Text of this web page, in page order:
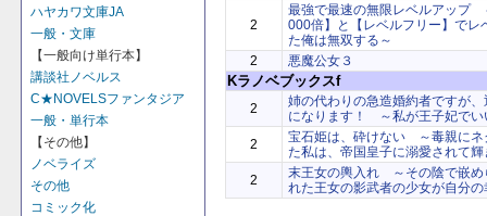
ハヤカワ文庫JA
一般・文庫
【一般向け単行本】
講談社ノベルス
C★NOVELSファンタジア
一般・単行本
【その他】
ノベライズ
その他
コミック化
2
最強で最速の無限レベルアップ
000倍】と【レベルフリー】でレ
た俺は無双する～
2
悪魔公女３
Kラノベブックスf
2
姉の代わりの急造婚約者ですが
になります！ ～私が王子妃でい
2
宝石姫は、砕けない ～毒親にネ
た私は、帝国皇子に溺愛されて輝
2
末王女の輿入れ ～その陰で嵌め
れた王女の影武者の少女が自分